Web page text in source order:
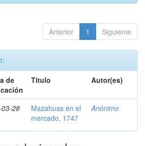
Anterior 1 Siguiente
de
Título Autor(es)
28
Mazahuas en el
mercado, 1747
Anónimo